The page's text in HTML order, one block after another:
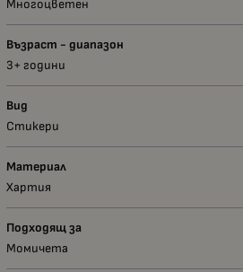
Многоцветен
Възраст - диапазон
3+ години
Вид
Стикери
Материал
Хартия
Подходящ за
Момичета